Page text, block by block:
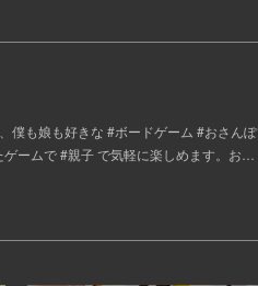
僕も娘も好きな #ボードゲーム #おさんぽ
ームで #親子 で気軽に楽しめます。お…